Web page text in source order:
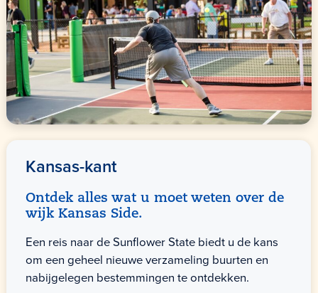
Kansas-kant
Ontdek alles wat u moet weten over de
wijk Kansas Side.
Een reis naar de Sunflower State biedt u de kans
om een geheel nieuwe verzameling buurten en
nabijgelegen bestemmingen te ontdekken.